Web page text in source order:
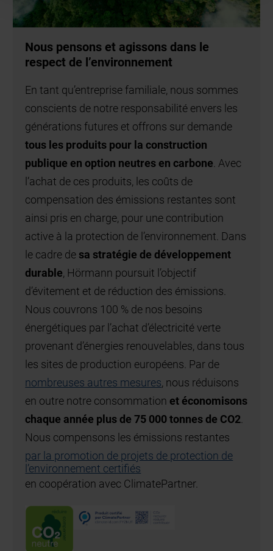
Nous pensons et agissons dans le
respect de l’environnement
En tant qu’entreprise familiale, nous sommes
conscients de notre responsabilité envers les
générations futures et offrons sur demande
tous les produits pour la construction
publique en option neutres en carbone. Avec
l’achat de ces produits, les coûts de
compensation des émissions restantes sont
ainsi pris en charge, pour une contribution
active à la protection de l’environnement. Dans
le cadre de sa stratégie de développement
durable, Hörmann poursuit l’objectif
d’évitement et de réduction des émissions.
Nous couvrons 100 % de nos besoins
énergétiques par l’achat d’électricité verte
provenant d’énergies renouvelables, dans tous
les sites de production européens. Par de
nombreuses autres mesures, nous réduisons
en outre notre consommation et économisons
chaque année plus de 75 000 tonnes de CO2.
Nous compensons les émissions restantes
par la promotion de projets de protection de
l’environnement certifiés
en coopération avec ClimatePartner.